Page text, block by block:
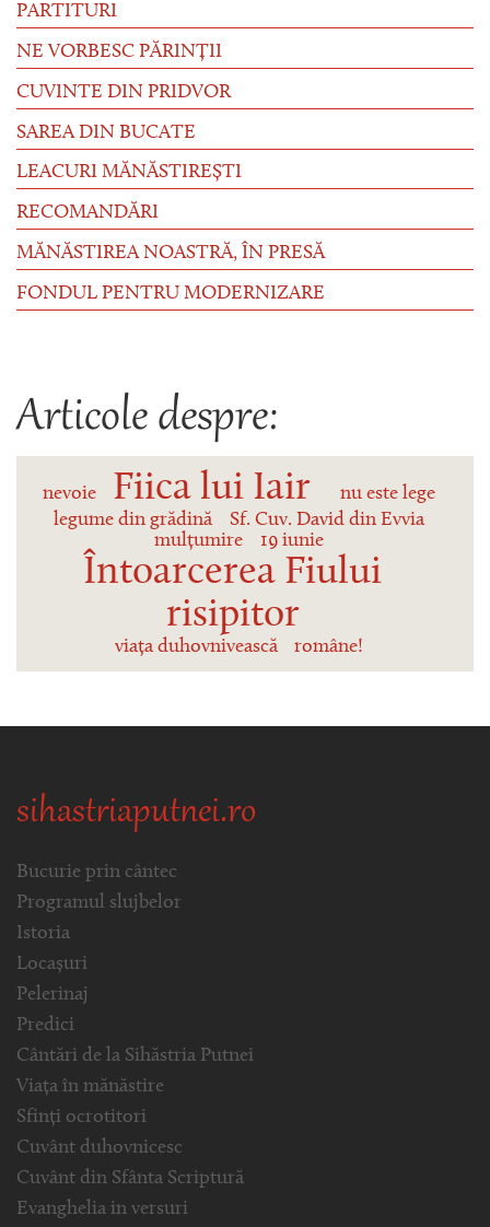
PARTITURI
NE VORBESC PĂRINȚII
CUVINTE DIN PRIDVOR
SAREA DIN BUCATE
LEACURI MĂNĂSTIREȘTI
RECOMANDĂRI
MĂNĂSTIREA NOASTRĂ, ÎN PRESĂ
FONDUL PENTRU MODERNIZARE
Articole despre:
nevoie Fiica lui Iair
nu este lege
legume din grădină
Sf. Cuv. David din Evvia
mulțumire
19 iunie
Întoarcerea Fiului
risipitor
viața duhovnivească române!
sihastriaputnei.ro
Bucurie prin cântec
Programul slujbelor
Istoria
Locașuri
Pelerinaj
Predici
Cântări de la Sihăstria Putnei
Viața în mănăstire
Sfinți ocrotitori
Cuvânt duhovnicesc
Cuvânt din Sfânta Scriptură
Evanghelia in versuri